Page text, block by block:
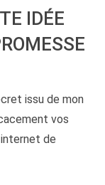
IDÉE
issu de mon
vos
de